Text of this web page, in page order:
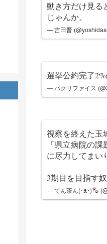
動き方だけ見る
じゃんか。
— 吉田晋
選挙公約完了
— パクリファイス
視察を終えた玉
「県立病院の
に尽力してまい
3期目を目指す
— てん茶ん(･ᴥ･)